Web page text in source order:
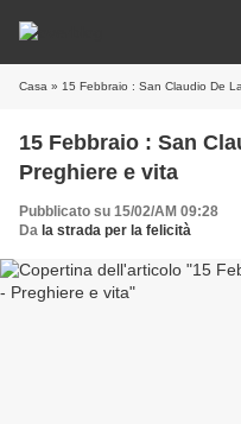
Casa » 15 Febbraio : San Claudio De
15 Febbraio : San
Preghiere e vita
Pubblicato su 15/02/AM 09:28
Da la strada per la felicità